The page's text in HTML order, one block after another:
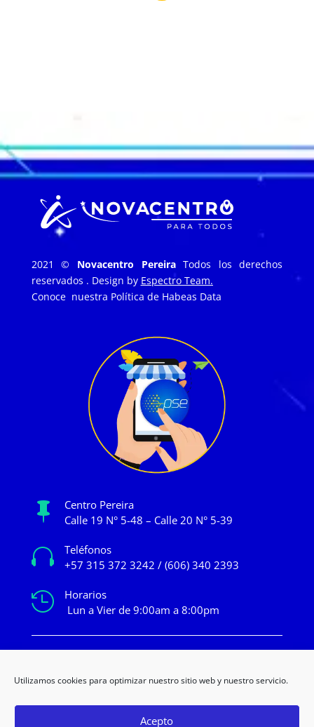
Utilizamos cookies para optimizar nuestro sitio web y nuestro servicio.
Acepto
2021 © Novacentro PereiraTodos los derechos
reservados . Design by Espectro Team.
Conoce nuestra Política de Habeas Data

Centro Pereira
Calle 19 N° 5-48 – Calle 20 N° 5-39

Teléfonos
+57 315 372 3242 / (606) 340 2393

Horarios
Lun a Vier de 9:00am a 8:00pm